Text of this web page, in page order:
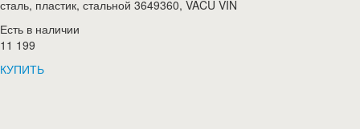
сталь, пластик, стальной 3649360, VACU VIN
Есть в наличии
11 199
КУПИТЬ